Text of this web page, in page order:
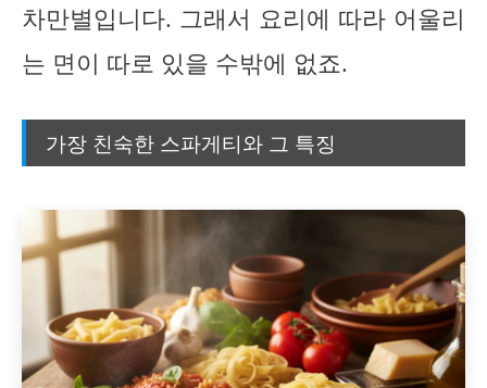
차만별입니다. 그래서 요리에 따라 어울리
는 면이 따로 있을 수밖에 없죠.
가장 친숙한 스파게티와 그 특징